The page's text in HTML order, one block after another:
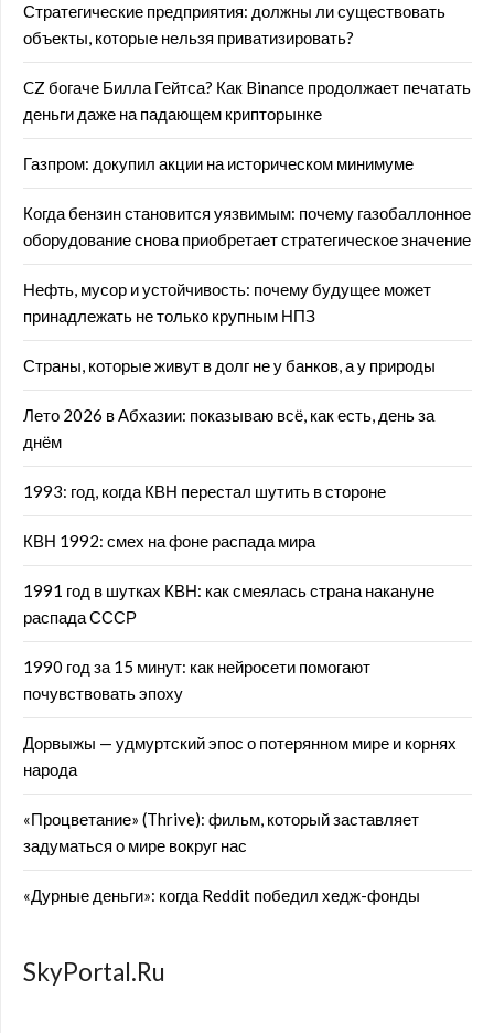
Стратегические предприятия: должны ли существовать
объекты, которые нельзя приватизировать?
CZ богаче Билла Гейтса? Как Binance продолжает печатать
деньги даже на падающем крипторынке
Газпром: докупил акции на историческом минимуме
Когда бензин становится уязвимым: почему газобаллонное
оборудование снова приобретает стратегическое значение
Нефть, мусор и устойчивость: почему будущее может
принадлежать не только крупным НПЗ
Страны, которые живут в долг не у банков, а у природы
Лето 2026 в Абхазии: показываю всё, как есть, день за
днём
1993: год, когда КВН перестал шутить в стороне
КВН 1992: смех на фоне распада мира
1991 год в шутках КВН: как смеялась страна накануне
распада СССР
1990 год за 15 минут: как нейросети помогают
почувствовать эпоху
Дорвыжы — удмуртский эпос о потерянном мире и корнях
народа
«Процветание» (Thrive): фильм, который заставляет
задуматься о мире вокруг нас
«Дурные деньги»: когда Reddit победил хедж-фонды
SkyPortal.Ru